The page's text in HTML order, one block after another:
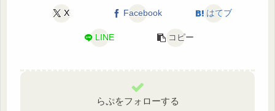
X Facebook はてブ
LINE コピー
らぷをフォローする